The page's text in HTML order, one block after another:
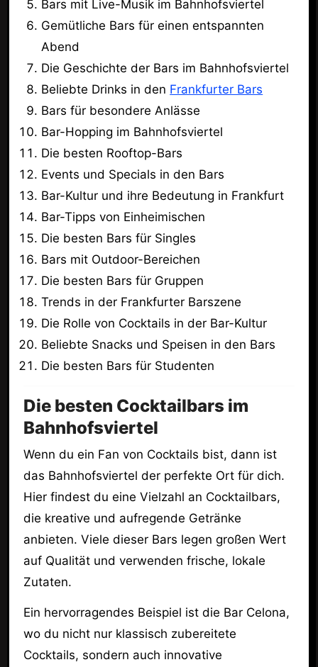
Bars mit Live-Musik im Bahnhofsviertel
Gemütliche Bars für einen entspannten
Abend
Die Geschichte der Bars im Bahnhofsviertel
Beliebte Drinks in den Frankfurter Bars
Bars für besondere Anlässe
Bar-Hopping im Bahnhofsviertel
Die besten Rooftop-Bars
Events und Specials in den Bars
Bar-Kultur und ihre Bedeutung in Frankfurt
Bar-Tipps von Einheimischen
Die besten Bars für Singles
Bars mit Outdoor-Bereichen
Die besten Bars für Gruppen
Trends in der Frankfurter Barszene
Die Rolle von Cocktails in der Bar-Kultur
Beliebte Snacks und Speisen in den Bars
Die besten Bars für Studenten
Die besten Cocktailbars im
Bahnhofsviertel
Wenn du ein Fan von Cocktails bist, dann ist
das Bahnhofsviertel der perfekte Ort für dich.
Hier findest du eine Vielzahl an Cocktailbars,
die kreative und aufregende Getränke
anbieten. Viele dieser Bars legen großen Wert
auf Qualität und verwenden frische, lokale
Zutaten.
Ein hervorragendes Beispiel ist die Bar Celona,
wo du nicht nur klassisch zubereitete
Cocktails, sondern auch innovative